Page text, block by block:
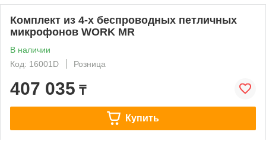
Комплект из 4-х беспроводных петличных
микрофонов WORK MR
В наличии
Код: 16001D
Розница
407 035 ₸
Купить